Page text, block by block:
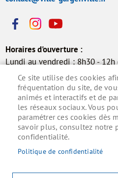
Horaires d'ouverture :
Lundi au vendredi : 8h30 - 12h
13h30 - 17h30
Samedi : 9h - 12h (permanence
état civil)
Inscrivez-vous à la lettre
pour ne rien manquer de
Ce site utilise des cookies
fréquentation du site, de
animés et interactifs et de
les réseaux sociaux. Vous
paramétrer ces cookies dès
savoir plus, consultez notre
confidentialité.
Politique de confidentialité